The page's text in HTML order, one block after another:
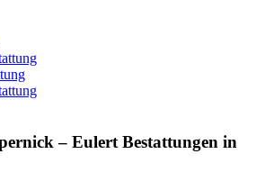
– Eulert Bestattungen in